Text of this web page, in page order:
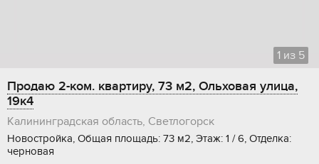
1 из 5
Продаю 2-ком. квартиру, 73 м2, Ольховая улица,
19к4
Калининградская область, Светлогорск
Новостройка, Общая площадь: 73 м2, Этаж: 1 / 6, Отделка:
черновая